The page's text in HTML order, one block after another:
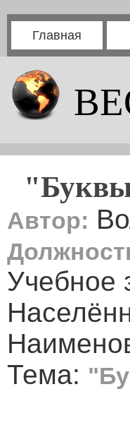
Главная
Автор:
Тема: